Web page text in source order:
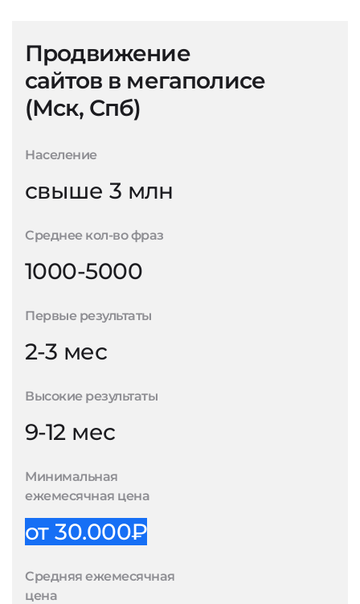
Продвижение
сайтов в мегаполисе
(Мск, Спб)
Население
свыше 3 млн
Среднее кол-во фраз
1000-5000
Первые результаты
2-3 мес
Высокие результаты
9-12 мес
Минимальная
ежемесячная цена
от 30.000₽
Средняя ежемесячная
цена